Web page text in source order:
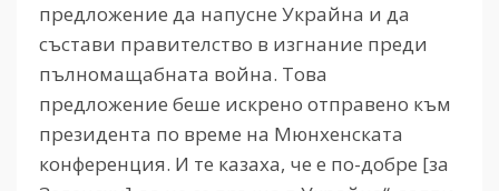
предложение да напусне Украйна и да
състави правителство в изгнание преди
пълномащабната война. Това
предложение беше искрено отправено към
президента по време на Мюнхенската
конференция. И те казаха, че е по-добре [за